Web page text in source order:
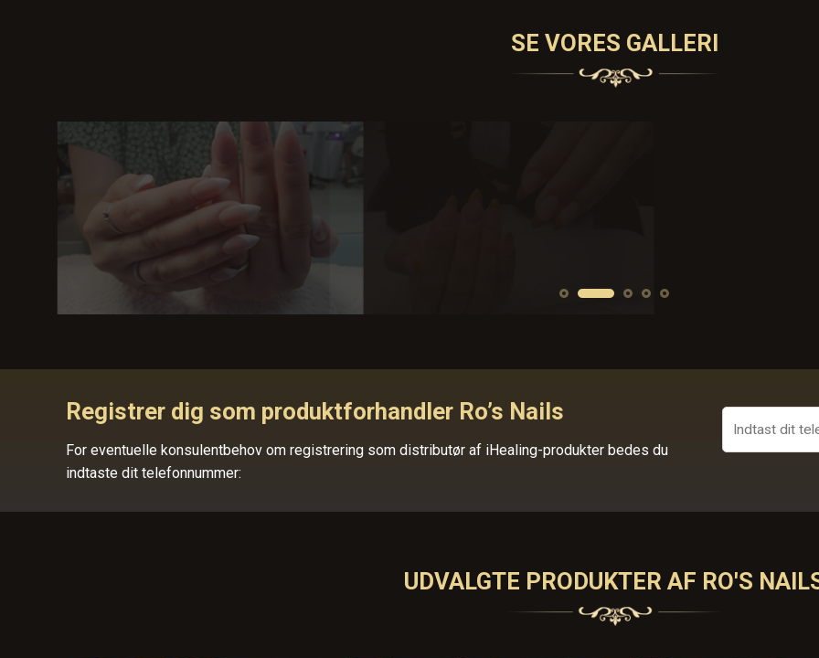
SE VORES GALLERI
Registrer dig som produktforhandler Ro’s Nails
For eventuelle konsulentbehov om registrering som distributør af iHealing-produkter bedes du
indtaste dit telefonnummer:
UDVALGTE PRODUKTER AF RO'S